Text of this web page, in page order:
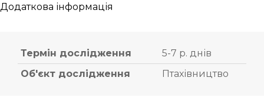
Додаткова інформація
Термін дослідження
5-7 р. днів
Об'єкт дослідження
Птахівництво